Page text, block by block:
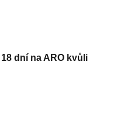
dní na ARO kvůli